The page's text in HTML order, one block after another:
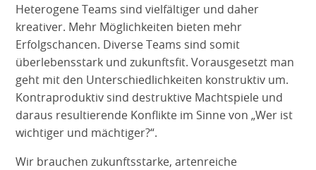
Heterogene Teams sind vielfältiger und daher
kreativer. Mehr Möglichkeiten bieten mehr
Erfolgschancen. Diverse Teams sind somit
überlebensstark und zukunftsfit. Vorausgesetzt man
geht mit den Unterschiedlichkeiten konstruktiv um.
Kontraproduktiv sind destruktive Machtspiele und
daraus resultierende Konflikte im Sinne von „Wer ist
wichtiger und mächtiger?“.
Wir brauchen zukunftsstarke, artenreiche